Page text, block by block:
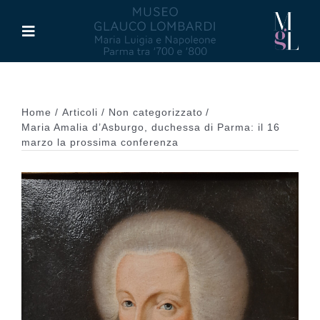
contenuto
Toggle
Maria Luigia d’Asburgo
Glauco Lombardi
Palazzo di Riserva
Attività
Pubblicazioni
Home Articoli
Non categorizzato
Maria Amalia d’Asburgo, duchessa di Parma: il 16
marzo la prossima conferenza